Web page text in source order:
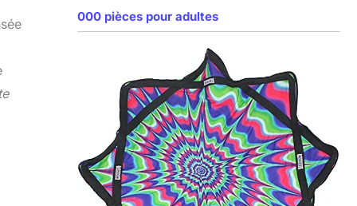
000 pièces pour adultes